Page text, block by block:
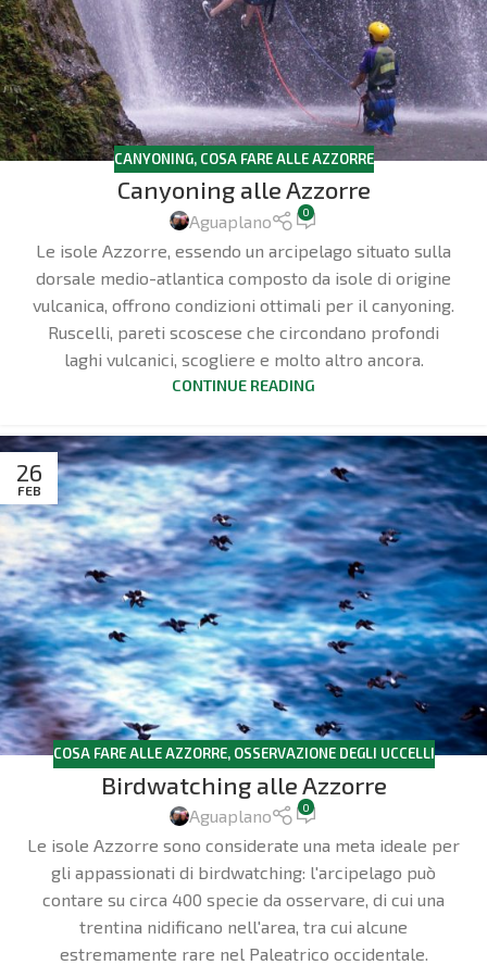
CANYONING, COSA FARE ALLE AZZORRE
Canyoning alle Azzorre
Aguaplano 0
Le isole Azzorre, essendo un arcipelago situato sulla
dorsale medio-atlantica composto da isole di origine
vulcanica, offrono condizioni ottimali per il canyoning.
Ruscelli, pareti scoscese che circondano profondi
laghi vulcanici, scogliere e molto altro ancora.
CONTINUE READING
26
FEB
COSA FARE ALLE AZZORRE, OSSERVAZIONE DEGLI UCCELLI
Birdwatching alle Azzorre
Aguaplano 0
Le isole Azzorre sono considerate una meta ideale per
gli appassionati di birdwatching: l'arcipelago può
contare su circa 400 specie da osservare, di cui una
trentina nidificano nell'area, tra cui alcune
estremamente rare nel Paleatrico occidentale.